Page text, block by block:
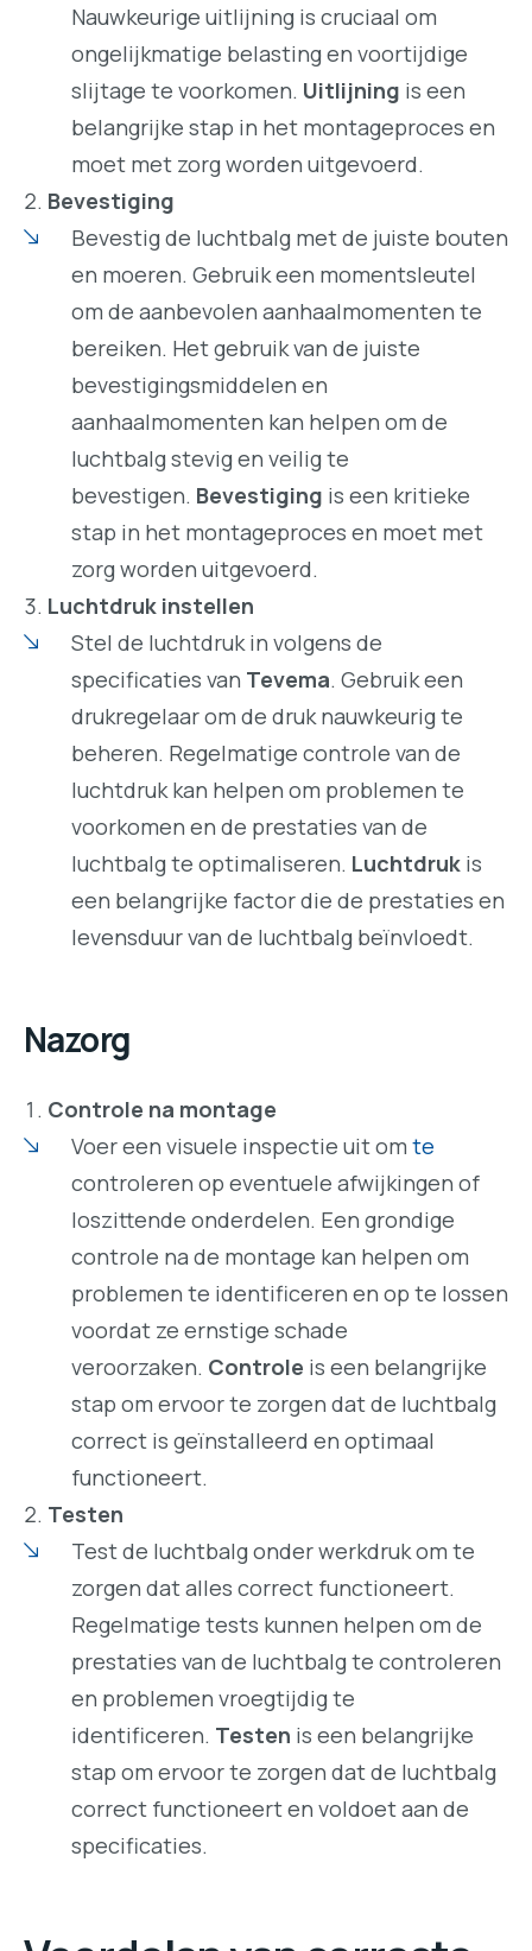
Nauwkeurige uitlijning is cruciaal om
ongelijkmatige belasting en voortijdige
slijtage te voorkomen. Uitlijning is een
belangrijke stap in het montageproces en
moet met zorg worden uitgevoerd.
Bevestiging
Bevestig de luchtbalg met de juiste bouten
en moeren. Gebruik een momentsleutel
om de aanbevolen aanhaalmomenten te
bereiken. Het gebruik van de juiste
bevestigingsmiddelen en
aanhaalmomenten kan helpen om de
luchtbalg stevig en veilig te
bevestigen. Bevestiging is een kritieke
stap in het montageproces en moet met
zorg worden uitgevoerd.
Luchtdruk instellen
Stel de luchtdruk in volgens de
specificaties van Tevema. Gebruik een
drukregelaar om de druk nauwkeurig te
beheren. Regelmatige controle van de
luchtdruk kan helpen om problemen te
voorkomen en de prestaties van de
luchtbalg te optimaliseren. Luchtdrukis
een belangrijke factor die de prestaties en
levensduur van de luchtbalg beïnvloedt.
Nazorg
Controle na montage
Voer een visuele inspectie uit om te
controleren op eventuele afwijkingen of
loszittende onderdelen. Een grondige
controle na de montage kan helpen om
problemen te identificeren en op te lossen
voordat ze ernstige schade
veroorzaken. Controle is een belangrijke
stap om ervoor te zorgen dat de luchtbalg
correct is geïnstalleerd en optimaal
functioneert.
Testen
Test de luchtbalg onder werkdruk om te
zorgen dat alles correct functioneert.
Regelmatige tests kunnen helpen om de
prestaties van de luchtbalg te controleren
en problemen vroegtijdig te
identificeren. Testen is een belangrijke
stap om ervoor te zorgen dat de luchtbalg
correct functioneert en voldoet aan de
specificaties.